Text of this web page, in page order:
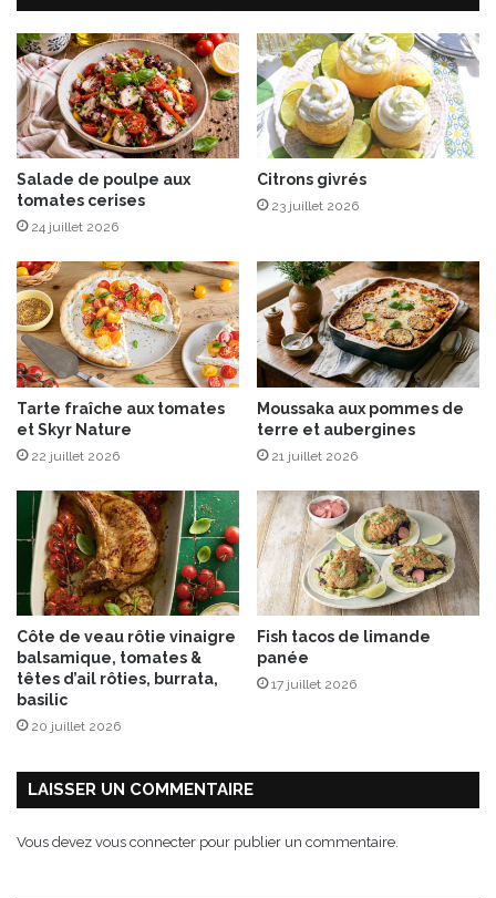
P
o
n
t
-
l
’
É
v
ê
u
e
e
t
c
h
u
t
n
a
n
g
u
e
Salade de poulpe aux
tomates cerises
24 juillet 2026
Citrons givrés
23 juillet 2026
Tarte fraîche aux tomates
et Skyr Nature
22 juillet 2026
Moussaka aux pommes de
terre et aubergines
21 juillet 2026
Côte de veau rôtie vinaigre
balsamique, tomates &
têtes d’ail rôties, burrata,
basilic
20 juillet 2026
Fish tacos de limande
panée
17 juillet 2026
LAISSER UN COMMENTAIRE
Vous devez vous connecter pour publier un commentaire.